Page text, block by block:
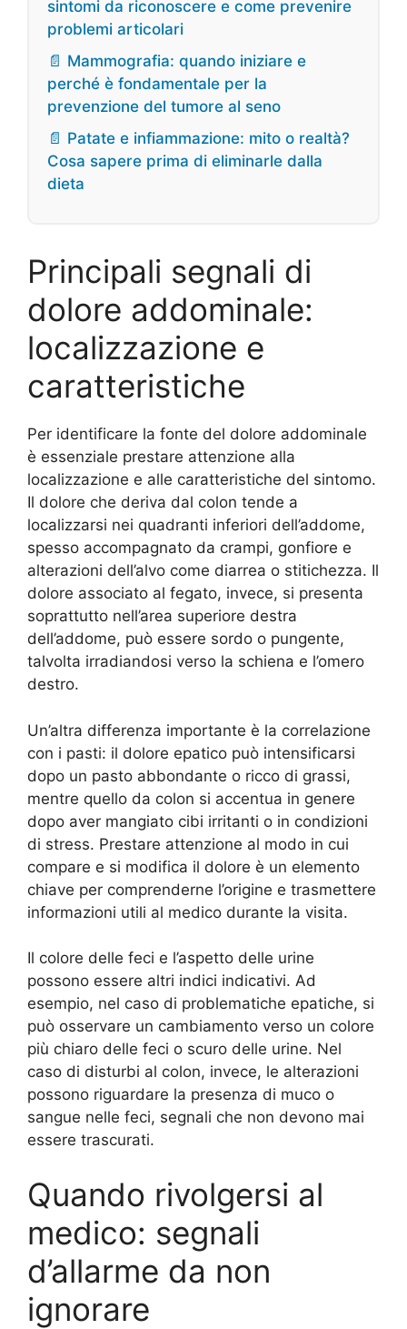
sintomi da riconoscere e come prevenire
problemi articolari
📄 Mammografia: quando iniziare e
perché è fondamentale per la
prevenzione del tumore al seno
📄 Patate e infiammazione: mito o realtà?
Cosa sapere prima di eliminarle dalla
dieta
Principali segnali di
dolore addominale:
localizzazione e
caratteristiche
Per identificare la fonte del dolore addominale
è essenziale prestare attenzione alla
localizzazione e alle caratteristiche del sintomo.
Il dolore che deriva dal colon tende a
localizzarsi nei quadranti inferiori dell’addome,
spesso accompagnato da crampi, gonfiore e
alterazioni dell’alvo come diarrea o stitichezza. Il
dolore associato al fegato, invece, si presenta
soprattutto nell’area superiore destra
dell’addome, può essere sordo o pungente,
talvolta irradiandosi verso la schiena e l’omero
destro.
Un’altra differenza importante è la correlazione
con i pasti: il dolore epatico può intensificarsi
dopo un pasto abbondante o ricco di grassi,
mentre quello da colon si accentua in genere
dopo aver mangiato cibi irritanti o in condizioni
di stress. Prestare attenzione al modo in cui
compare e si modifica il dolore è un elemento
chiave per comprenderne l’origine e trasmettere
informazioni utili al medico durante la visita.
Il colore delle feci e l’aspetto delle urine
possono essere altri indici indicativi. Ad
esempio, nel caso di problematiche epatiche, si
può osservare un cambiamento verso un colore
più chiaro delle feci o scuro delle urine. Nel
caso di disturbi al colon, invece, le alterazioni
possono riguardare la presenza di muco o
sangue nelle feci, segnali che non devono mai
essere trascurati.
Quando rivolgersi al
medico: segnali
d’allarme da non
ignorare